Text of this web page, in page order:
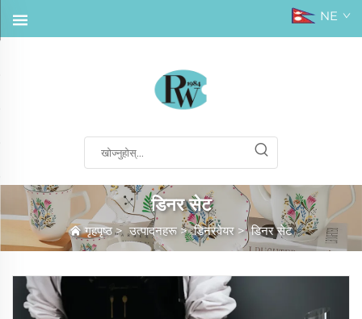
NE
डिनर सेट
गृहपृष्ठ>उत्पादनहरू >डिनरवेयर >डिनर सेट